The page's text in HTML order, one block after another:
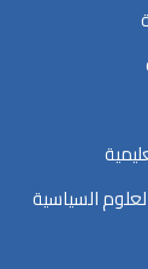
السياسية